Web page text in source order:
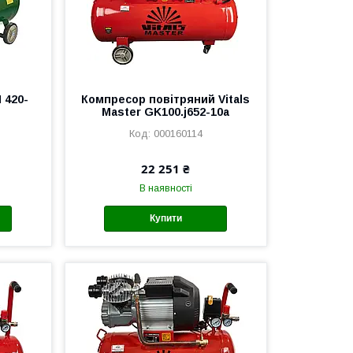
420-
Компресор повітряний Vitals
Master GK100.j652-10a
000160114
22 251 ₴
В наявності
Купити